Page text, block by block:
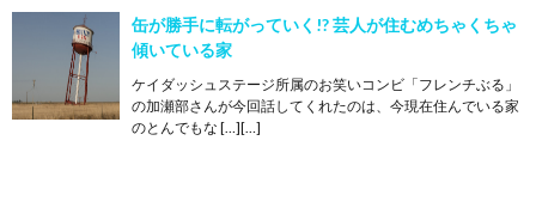
缶が勝手に転がっていく!? 芸人が住むめちゃくちゃ
傾いている家
ケイダッシュステージ所属のお笑いコンビ「フレンチぶる」
の加瀬部さんが今回話してくれたのは、今現在住んでいる家
のとんでもな […][…]